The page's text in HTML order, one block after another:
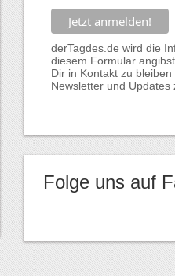
derTagdes.de wird die
diesem Formular
Dir in Kontakt zu
Newsletter und Updates
Folge uns auf